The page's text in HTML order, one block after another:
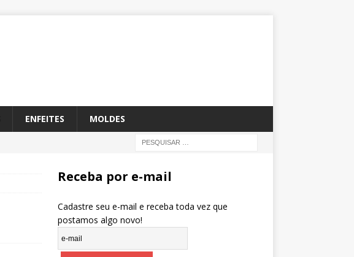
ENFEITES MOLDES
Receba por e-mail
Cadastre seu e-mail e receba toda vez que
postamos algo novo!